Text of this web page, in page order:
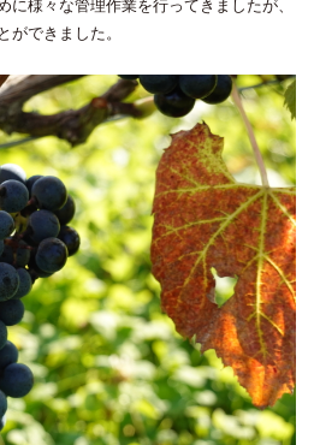
に様々な管理作業を行ってきましたが、
ができました。